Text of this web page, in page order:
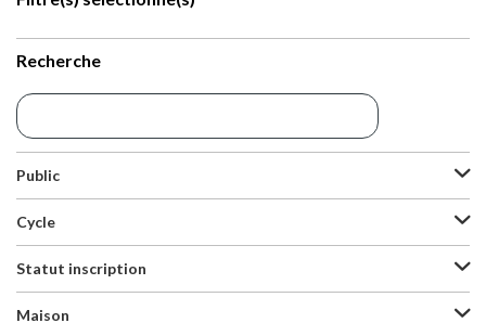
Recherche
Public
Cycle
Statut inscription
Maison